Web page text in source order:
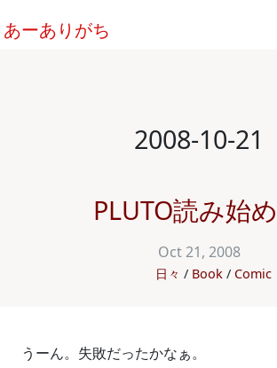
あーありがち
2008-10-21
PLUTO読み始
Oct 21, 2008
日々 Book Comic
うーん。失敗だったかなぁ。